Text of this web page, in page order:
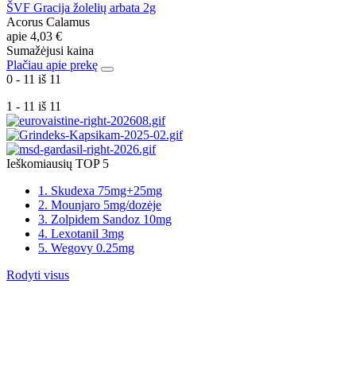
ŠVF Gracija žolelių arbata 2g
Acorus Calamus
apie 4,03 €
Sumažėjusi kaina
Plačiau apie prekę
0 - 11 iš 11
1 - 11 iš 11
Ieškomiausių TOP 5
1. Skudexa 75mg+25mg
2. Mounjaro 5mg/dozėje
3. Zolpidem Sandoz 10mg
4. Lexotanil 3mg
5. Wegovy 0.25mg
Rodyti visus